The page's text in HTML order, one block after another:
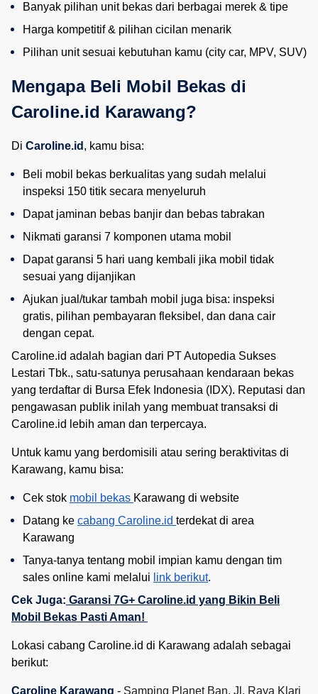
Banyak pilihan unit bekas dari berbagai merek & tipe
Harga kompetitif & pilihan cicilan menarik
Pilihan unit sesuai kebutuhan kamu (city car, MPV, SUV)
Mengapa Beli Mobil Bekas di
Caroline.id Karawang?
Di Caroline.id , kamu bisa:
Beli mobil bekas berkualitas yang sudah melalui
inspeksi 150 titik secara menyeluruh
Dapat jaminan bebas banjir dan bebas tabrakan
Nikmati garansi 7 komponen utama mobil
Dapat garansi 5 hari uang kembali jika mobil tidak
sesuai yang dijanjikan
Ajukan jual/tukar tambah mobil juga bisa: inspeksi
gratis, pilihan pembayaran fleksibel, dan dana cair
dengan cepat.
Caroline.id adalah bagian dari PT Autopedia Sukses
Lestari Tbk., satu-satunya perusahaan kendaraan bekas
yang terdaftar di Bursa Efek Indonesia (IDX). Reputasi dan
pengawasan publik inilah yang membuat transaksi di
Caroline.id lebih aman dan terpercaya.
Untuk kamu yang berdomisili atau sering beraktivitas di
Karawang, kamu bisa:
Cek stok mobil bekas Karawang di website
Datang ke cabang Caroline.id terdekat di area
Karawang
Tanya-tanya tentang mobil impian kamu dengan tim
sales online kami melalui link berikut.
Cek Juga: Garansi 7G+ Caroline.id yang Bikin Beli
Mobil Bekas Pasti Aman!
Lokasi cabang Caroline.id di Karawang adalah sebagai
berikut:
Caroline Karawang - Samping Planet Ban, Jl. Raya Klari